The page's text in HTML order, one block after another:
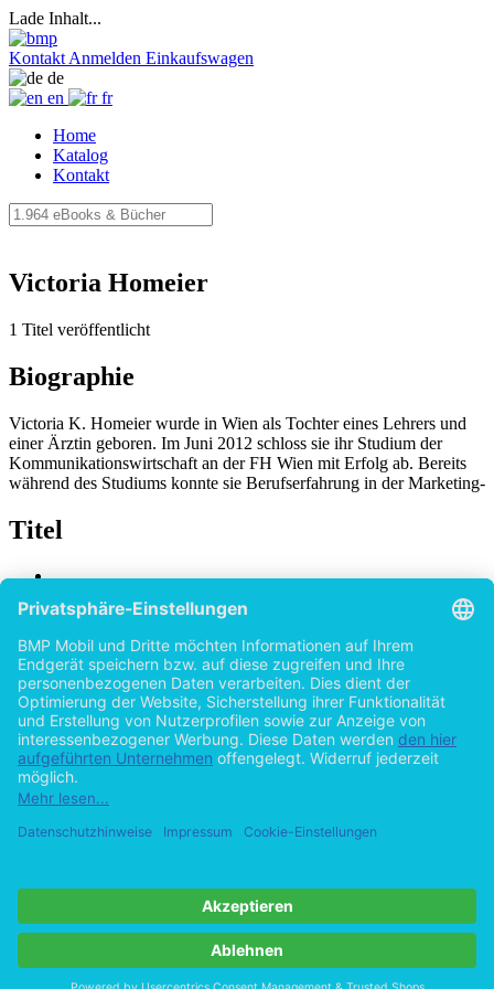
Lade Inhalt...
Kontakt Anmelden Einkaufswagen
de
en
fr
Home
Katalog
Kontakt
Victoria Homeier
1 Titel veröffentlicht
Biographie
Victoria K. Homeier wurde in Wien als Tochter eines Lehrers und
einer Ärztin geboren. Im Juni 2012 schloss sie ihr Studium der
Kommunikationswirtschaft an der FH Wien mit Erfolg ab. Bereits
während des Studiums konnte sie Berufserfahrung in der Marketing-
Titel
CSR im Reputationsmanagement: Eine
qualitative Forschungsarbeit über Chancen
und Risiken von Corporate Social
Responsibility als Einflussgröße auf die
Unternehmensreputation
vonVictoria Homeier (Autor:in) 2015
©2012
Impressum
Zur Desktop-Version
Copyright ©Imprint in der Bedey & Thoms Media GmbH
byOpen Publishing